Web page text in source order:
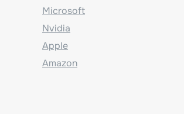
Microsoft
Nvidia
Apple
Amazon